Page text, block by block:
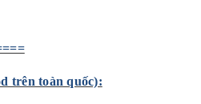
trên toàn quốc):